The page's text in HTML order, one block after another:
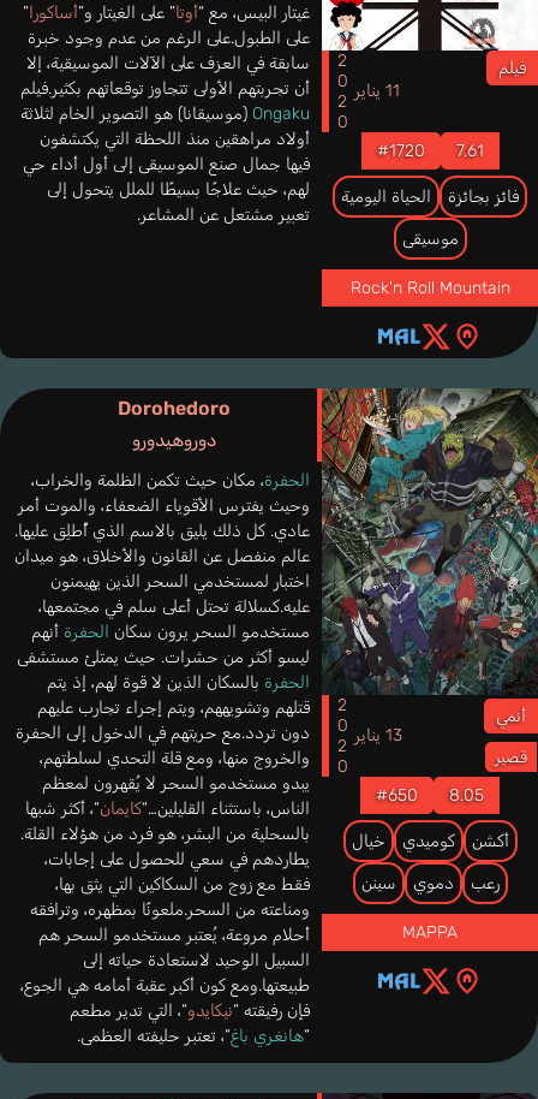
فيلم
11 يناير
2020
7.61
#1720
فائز بجائزة الحياة اليومية
موسيقى
Rock'n Roll Mountain
غيتار البيس، مع “أوتا” على الغيتار و”أساكورا”
على الطبول.على الرغم من عدم وجود خبرة
سابقة في العزف على الآلات الموسيقية، إلا
أن تجربتهم الأولى تتجاوز توقعاتهم بكثير.فيلم
Ongaku (موسيقانا) هو التصوير الخام لثلاثة
أولاد مراهقين منذ اللحظة التي يكتشفون
فيها جمال صنع الموسيقى إلى أول أداء حي
لهم، حيث علاجًا بسيطًا للملل يتحول إلى
تعبير مشتعل عن المشاعر.
Dorohedoro
دوروهيدورو
أنمي
قصير
13 يناير 2020
8.05
#650
أكشن كوميدي خيال
رعب دموي سينن
MAPPA
الحفرة، مكان حيث تكمن الظلمة والخراب،
وحيث يفترس الأقوياء الضعفاء، والموت أمر
عادي. كل ذلك يليق بالاسم الذي أُطلِق عليها.
عالم منفصل عن القانون والأخلاق، هو ميدان
اختبار لمستخدمي السحر الذين يهيمنون
عليه.كسلالة تحتل أعلى سلم في مجتمعها،
مستخدمو السحر يرون سكان الحفرة أنهم
ليسو أكثر من حشرات. حيث يمتلئ مستشفى
الحفرة بالسكان الذين لا قوة لهم، إذ يتم
قتلهم وتشويههم، ويتم إجراء تجارب عليهم
دون تردد.مع حريتهم في الدخول إلى الحفرة
والخروج منها، ومع قلة التحدي لسلطتهم،
يبدو مستخدمو السحر لا يُقهرون لمعظم
الناس، باستثناء القليلين…“كايمان“، أكثر شبها
بالسحلية من البشر، هو فرد من هؤلاء القلة.
يطاردهم في سعي للحصول على إجابات،
فقط مع زوج من السكاكين التي يثق بها،
ومناعته من السحر.ملعونًا بمظهره، وترافقه
أحلام مروعة، يُعتبر مستخدمو السحر هم
السبيل الوحيد لاستعادة حياته إلى
طبيعتها.ومع كون أكبر عقبة أمامه هي الجوع،
فإن رفيقته “نيكايدو“، التي تدير مطعم
“هانغري باغ“، تعتبر حليفته العظمى.